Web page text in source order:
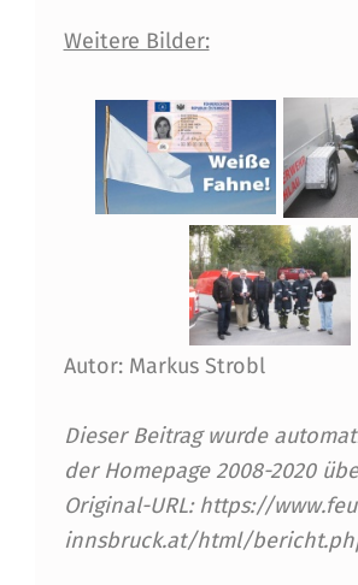
R
Weitere Bilder:
Autor: Markus Strobl
Dieser Beitrag wurde
der Homepage 2008-2020
Original-URL: https://
innsbruck.at/html/